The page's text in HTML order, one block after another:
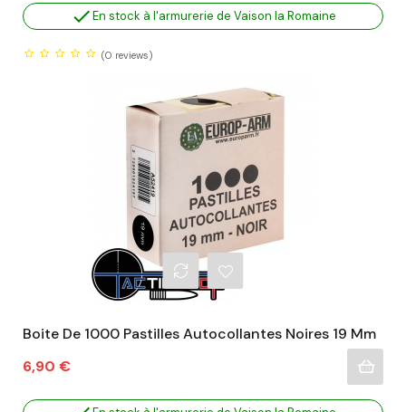
En stock à l'armurerie de Vaison la Romaine
(0 reviews)
Boite De 1000 Pastilles Autocollantes Noires 19 Mm
Prix
6,90 €